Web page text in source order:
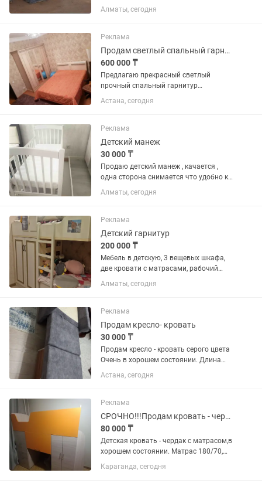
посредников и наценки! -Доставка за 1
день по городу и соседним регионам.
документов (договор, авр,Эсф,...
Алматы, сегодня
Реклама
Продам светлый спальный гарнитур
600 000 ₸
Предлагаю прекрасный светлый
прочный спальный гарнитур
производства Белоруссии. Объемный
4х створчатый шифоньер с зеркалом
Комод с выдвижными полочками
разного...
Астана, сегодня
Реклама
Детский манеж
30 000 ₸
Продаю детский манеж , качается ,
одна сторона снимается что удобно к
кровати родителей приблизить
Алматы, сегодня
Реклама
Детский гарнитур
200 000 ₸
Мебель в детскую, 3 вещевых шкафа,
две кровати с матрасами, рабочий
стол с тумбой ( 4 шкафа для
канцелярии, игрушек) очень
кровати по 190 см, шкафы по 97 см.
Цена...
Алматы, сегодня
Реклама
Продам кресло- кровать
30 000 ₸
Продам кресло - кровать серого цвета
Очень в хорошем состоянии. Длина
при раскладе кресло - кровати 2
метра.Есть ниша для
Астана, сегодня
Реклама
СРОЧНО!!!Продам кровать - чердак с матрасом
80 000 ₸
Детская кровать - чердак с матрасом,в
хорошем состоянии. Матрас 180/70,
размер самой кровати длина 200,
высота 145, ширина 75. Есть
Караганда, сегодня